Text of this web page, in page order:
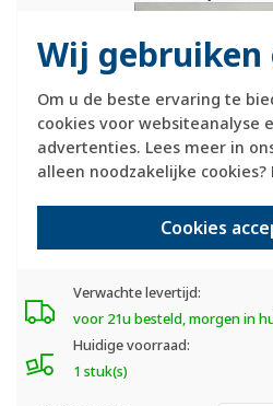
Wij gebruiken
Om u de beste ervaring te
cookies voor websiteanalyse
advertenties. Lees meer in
alleen noodzakelijke cookies?
Cookies
Hager berker afdekraam
Verwachte levertijd:
voor 21u besteld, morgen in
Huidige voorraad:
1 stuk(s)